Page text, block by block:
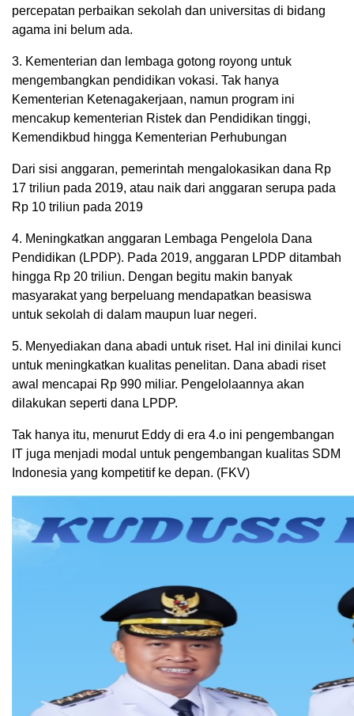
percepatan perbaikan sekolah dan universitas di bidang
agama ini belum ada.
3. Kementerian dan lembaga gotong royong untuk
mengembangkan pendidikan vokasi. Tak hanya
Kementerian Ketenagakerjaan, namun program ini
mencakup kementerian Ristek dan Pendidikan tinggi,
Kemendikbud hingga Kementerian Perhubungan
Dari sisi anggaran, pemerintah mengalokasikan dana Rp
17 triliun pada 2019, atau naik dari anggaran serupa pada
Rp 10 triliun pada 2019
4. Meningkatkan anggaran Lembaga Pengelola Dana
Pendidikan (LPDP). Pada 2019, anggaran LPDP ditambah
hingga Rp 20 triliun. Dengan begitu makin banyak
masyarakat yang berpeluang mendapatkan beasiswa
untuk sekolah di dalam maupun luar negeri.
5. Menyediakan dana abadi untuk riset. Hal ini dinilai kunci
untuk meningkatkan kualitas penelitan. Dana abadi riset
awal mencapai Rp 990 miliar. Pengelolaannya akan
dilakukan seperti dana LPDP.
Tak hanya itu, menurut Eddy di era 4.o ini pengembangan
IT juga menjadi modal untuk pengembangan kualitas SDM
Indonesia yang kompetitif ke depan. (FKV)